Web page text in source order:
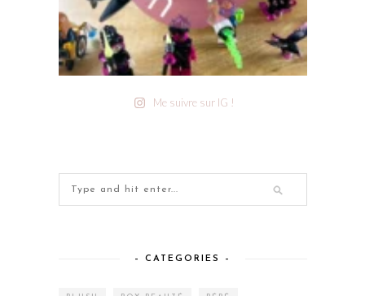
Me suivre sur IG !
– CATEGORIES –